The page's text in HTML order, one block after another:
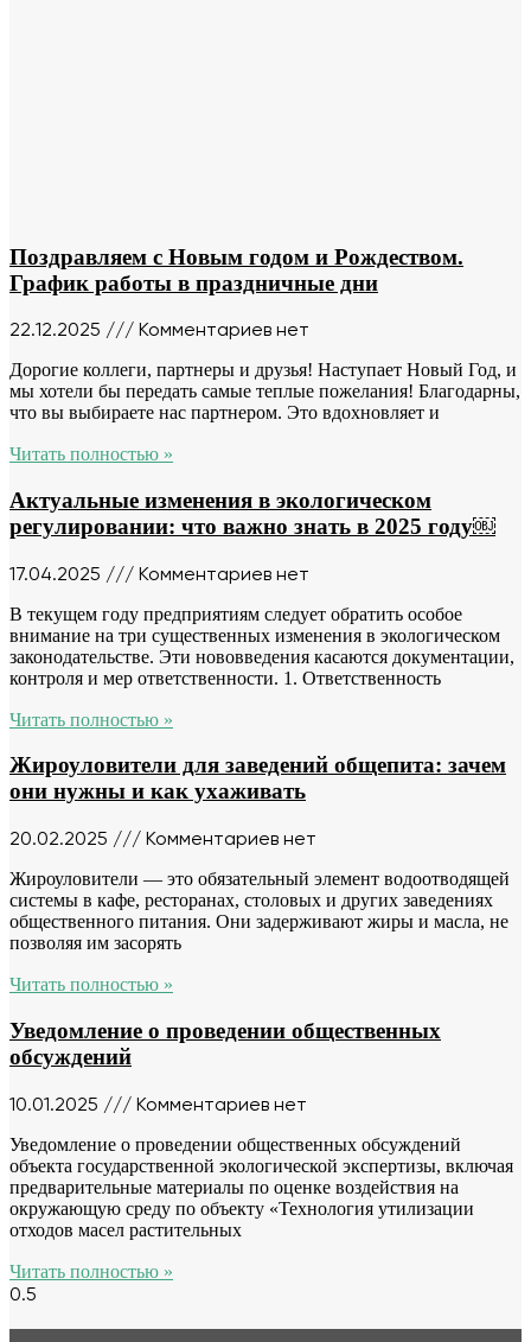
Поздравляем с Новым годом и Рождеством.
График работы в праздничные дни
22.12.2025 Комментариев нет
Дорогие коллеги, партнеры и друзья! Наступает Новый Год, и
мы хотели бы передать самые теплые пожелания! Благодарны,
что вы выбираете нас партнером. Это вдохновляет и
Читать полностью »
Актуальные изменения в экологическом
регулировании: что важно знать в 2025 году￼
17.04.2025 Комментариев нет
В текущем году предприятиям следует обратить особое
внимание на три существенных изменения в экологическом
законодательстве. Эти нововведения касаются документации,
контроля и мер ответственности. 1. Ответственность
Читать полностью »
Жироуловители для заведений общепита: зачем
они нужны и как ухаживать
20.02.2025 Комментариев нет
Жироуловители — это обязательный элемент водоотводящей
системы в кафе, ресторанах, столовых и других заведениях
общественного питания. Они задерживают жиры и масла, не
позволяя им засорять
Читать полностью »
Уведомление о проведении общественных
обсуждений
10.01.2025 Комментариев нет
Уведомление о проведении общественных обсуждений
объекта государственной экологической экспертизы, включая
предварительные материалы по оценке воздействия на
окружающую среду по объекту «Технология утилизации
отходов масел растительных
Читать полностью »